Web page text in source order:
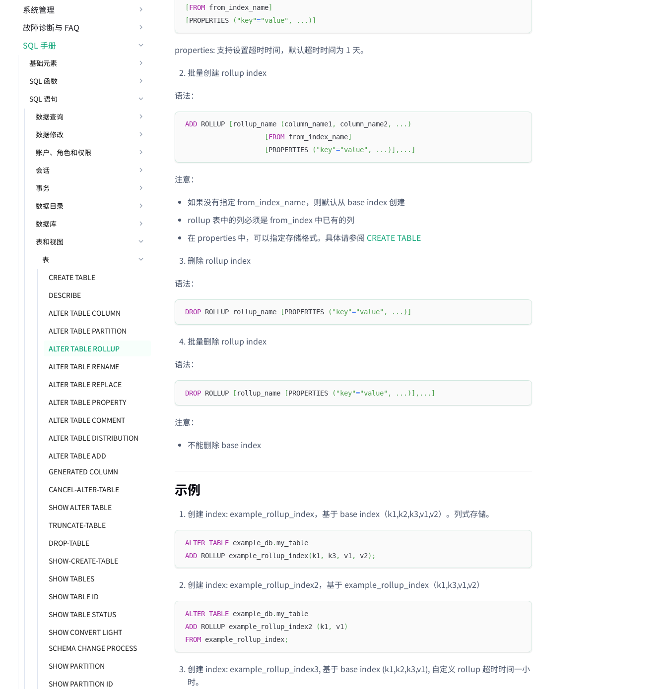
系统管理
故障诊断与 FAQ
SQL 手册
基础元素
SQL 函数
SQL 语句
数据查询
数据修改
账户、角色和权限
会话
事务
数据目录
数据库
表和视图
表
CREATE TABLE
DESCRIBE
ALTER TABLE COLUMN
ALTER TABLE PARTITION
ALTER TABLE ROLLUP
ALTER TABLE RENAME
ALTER TABLE REPLACE
ALTER TABLE PROPERTY
ALTER TABLE COMMENT
ALTER TABLE DISTRIBUTION
ALTER TABLE ADD
GENERATED COLUMN
CANCEL-ALTER-TABLE
SHOW ALTER TABLE
TRUNCATE-TABLE
DROP-TABLE
SHOW-CREATE-TABLE
SHOW TABLES
SHOW TABLE ID
SHOW TABLE STATUS
SHOW CONVERT LIGHT
SCHEMA CHANGE PROCESS
SHOW PARTITION
SHOW PARTITION ID
[FROM from_index_name]
[PROPERTIES ( "key"="value" , . . . ) ]
properties: 支持设置超时时间，默认超时时间为 1 天。
批量创建 rollup index
语法：
ADD ROLLUP [ rollup_name (column_name1 , column_name2 , . . . )
[FROM from_index_name]
[PROPERTIES ( "key"="value" , . . . ) ] , . . . ]
注意：
如果没有指定 from_index_name，则默认从 base index 创建
rollup 表中的列必须是 from_index 中已有的列
在 properties 中，可以指定存储格式。具体请参阅 CREATE TABLE
删除 rollup index
语法：
DROP ROLLUP rollup_name [PROPERTIES ( "key"="value" , . . . ) ]
批量删除 rollup index
语法：
DROP ROLLUP [ rollup_name [PROPERTIES ( "key"="value" , . . . ) ] , . . . ]
注意：
不能删除 base index
示例
创建 index: example_rollup_index，基于 base index（k1,k2,k3,v1,v2）。列式存储。
ALTER TABLE example_db.my_table
ADD ROLLUP example_rollup_index( k1 , k3, v1 , v2) ;
创建 index: example_rollup_index2，基于 example_rollup_index（k1,k3,v1,v2）
ALTER TABLE example_db.my_table
ADD ROLLUP example_rollup_index2 ( k1 , v1 )
FROM example_rollup_index;
创建 index: example_rollup_index3, 基于 base index (k1,k2,k3,v1), 自定义 rollup 超时时间一小
时。